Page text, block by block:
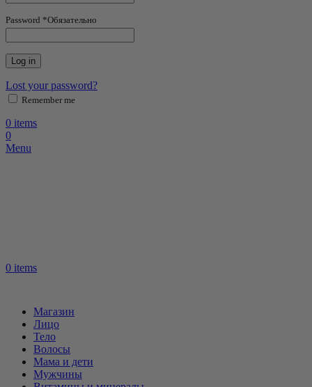
Password *Обязательно
Log in
Lost your password?
Remember me
0 items
0
Menu
0 items
Магазин
Лицо
Тело
Волосы
Мама и дети
Мужчины